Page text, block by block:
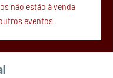
não estão à venda
eventos